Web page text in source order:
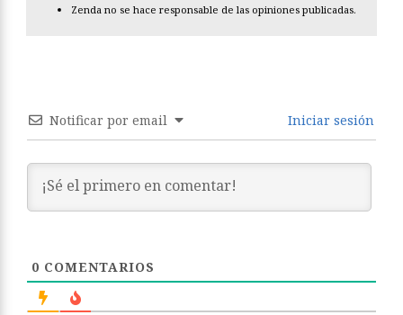
Zenda no se hace responsable de las opiniones publicadas.
Notificar por email Iniciar sesión
0 COMENTARIOS